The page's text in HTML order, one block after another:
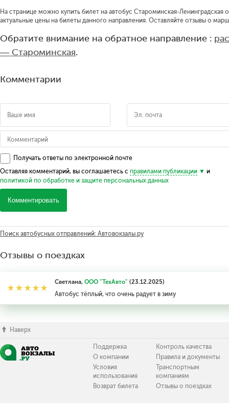
На странице можно купить билет на автобус Староминская-Ленинградская
актуальные цены на билеты данного направления. Оставляйте отзывы о
Обратите внимание на обратное направление :
— Староминская.
Комментарии
Получать ответы по электронной почте
Оставляя комментарий, вы соглашаетесь с правилами публикации
и
политикой по обработке и защите персональных данных
Комментировать
Поиск автобусных отправлений: Автовокзалы.ру
Отзывы о поездках
Светлана, ООО "ТехАвто" (23.12.2025)
Автобус тёплый, что очень радует в зиму
Наверх
Поддержка
О компании
Условия
использования
Возврат билета
Контроль качества
Правила и документы
Транспортным
компаниям
Отзывы о поездках